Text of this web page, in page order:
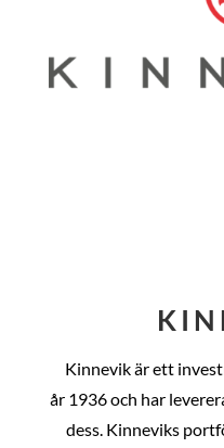
Kinnevik är ett
år 1936 och har
dess. Kinneviks